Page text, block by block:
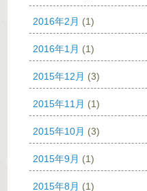
2016年2月 (1)
2016年1月 (1)
2015年12月 (3)
2015年11月 (1)
2015年10月 (3)
2015年9月 (1)
2015年8月 (1)